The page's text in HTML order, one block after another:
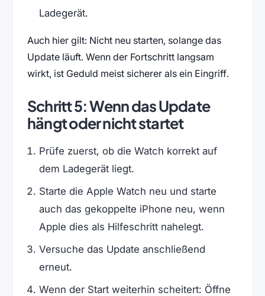
Ladegerät.
Auch hier gilt: Nicht neu starten, solange das
Update läuft. Wenn der Fortschritt langsam
wirkt, ist Geduld meist sicherer als ein Eingriff.
Schritt 5: Wenn das Update
hängt oder nicht startet
Prüfe zuerst, ob die Watch korrekt auf
dem Ladegerät liegt.
Starte die Apple Watch neu und starte
auch das gekoppelte iPhone neu, wenn
Apple dies als Hilfeschritt nahelegt.
Versuche das Update anschließend
erneut.
Wenn der Start weiterhin scheitert: Öffne